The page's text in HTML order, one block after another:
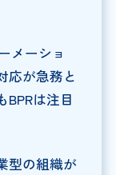
メーショ
応が急務と
は注目
型の組織が